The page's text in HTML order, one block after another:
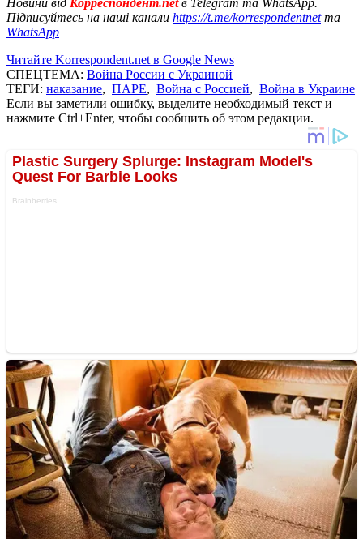
Підписуйтесь на наші канали https://t.me/korrespondentnetта
WhatsApp
Читайте Korrespondent.net в Google News
СПЕЦТЕМА: Война России с Украиной
ТЕГИ: наказание, ПАРЕ, Война с Россией, Война в Украине
Если вы заметили ошибку, выделите необходимый текст и
нажмите Ctrl+Enter, чтобы сообщить об этом редакции.